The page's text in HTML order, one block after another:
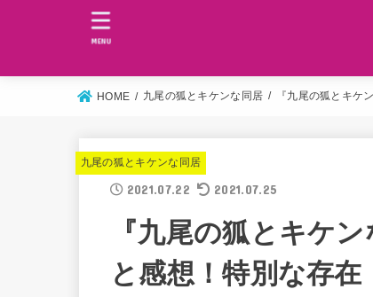
MENU
HOME 九尾の狐とキケンな同居 『九尾の狐とキケ
九尾の狐とキケンな同居
2021.07.22 2021.07.25
『九尾の狐とキケ
と感想！特別な存在